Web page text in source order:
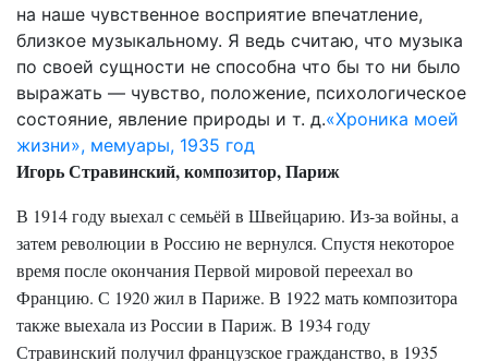
на наше чувственное восприятие впечатление,
близкое музыкальному. Я ведь считаю, что музыка
по своей сущности не способна что бы то ни было
выражать — чувство, положение, психологическое
состояние, явление природы и т. д.«Хроника моей
жизни», мемуары, 1935 год
Игорь Стравинский, композитор, Париж
В 1914 году выехал с семьёй в Швейцарию. Из-за войны, а
затем революции в Россию не вернулся. Спустя некоторое
время после окончания Первой мировой переехал во
Францию. С 1920 жил в Париже. В 1922 мать композитора
также выехала из России в Париж. В 1934 году
Стравинский получил французское гражданство, в 1935